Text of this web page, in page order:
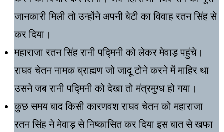
जानकारी मिली तो उन्होंने अपनी बेटी का विवाह रतन सिंह से
कर दिया।
महाराजा रतन सिंह रानी पद्मिनी को लेकर मेवाड़ पहुंचे।
राघव चेतन नामक ब्राह्मण जो जादू टोने करने में माहिर था
उसने जब रानी पद्मिनी को देखा तो मंत्रमुग्ध हो गया।
कुछ समय बाद किसी कारणवश राघव चेतन को महाराजा
रतन सिंह ने मेवाड़ से निष्कासित कर दिया इस बात से खफा